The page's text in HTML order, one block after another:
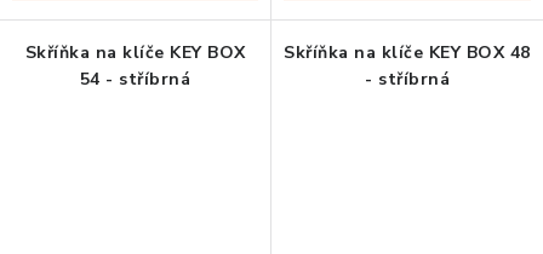
Skříňka na klíče KEY BOX
54 - stříbrná
Skříňka na klíče KEY BOX 48
- stříbrná